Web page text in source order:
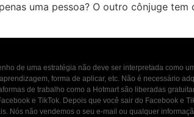
uma pessoa? O outro cônjuge
de uma estratégia não deve ser interpretada como
forma de aplicar, etc. Não é necessário
de trabalho como a Hotmart são liberadas
e TikTok. Depois que você sair do Facebook e
Nós não vendemos o seu e-mail ou qualquer